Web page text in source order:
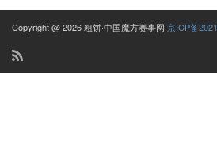
Copyright @ 2026 粗饼·中国魔方赛事网 京ICP备